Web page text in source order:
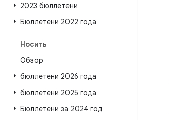
2023 бюллетени
Бюллетени 2022 года
Носить
Обзор
бюллетени 2026 года
бюллетени 2025 года
Бюллетени за 2024 год